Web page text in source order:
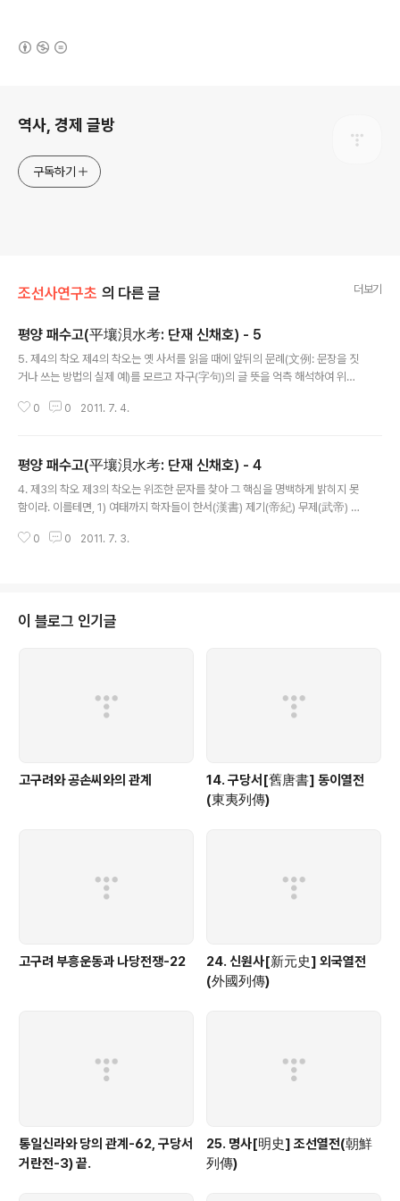
역사, 경제 글방
구독하기
조선사연구초 의 다른 글 더보기
평양 패수고(平壤浿水考: 단재 신채호) - 5
5. 제4의 착오 제4의 착오는 옛 사서를 읽을 때에 앞뒤의 문례(文例: 문장을 짓
거나 쓰는 방법의 실제 예)를 모르고 자구(字句)의 글 뜻을 억측 해석하여 위증
(註)에 “응소가 말하기를 (험독은) 조선왕 만의 도읍이다. 강물..
0 0 2011. 7. 4.
평양 패수고(平壤浿水考: 단재 신채호) - 4
4. 제3의 착오 제3의 착오는 위조한 문자를 찾아 그 핵심을 명백하게 밝히지 못
함이라. 이를테면, 1) 여태까지 학자들이 한서(漢書) 제기(帝紀) 무제(武帝) 원
둔군은 그 치소(治所)가 동이현(東暆縣)이고 장안(長安)에서 6138리 ..
0 0 2011. 7. 3.
이 블로그 인기글
고구려와 공손씨와의 관계
14. 구당서[舊唐書] 동이열전
(東夷列傳)
고구려 부흥운동과 나당전쟁-22
24. 신원사[新元史] 외국열전
(外國列傳)
통일신라와 당의 관계-62, 구당서
거란전-3) 끝.
25. 명사[明史] 조선열전(朝鮮
列傳)